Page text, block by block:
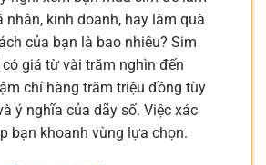
nhân, kinh doanh, hay làm quà
của bạn là bao nhiêu? Sim
giá từ vài trăm nghìn đến
chí hàng trăm triệu đồng tùy
ý nghĩa của dãy số. Việc xác
bạn khoanh vùng lựa chọn.